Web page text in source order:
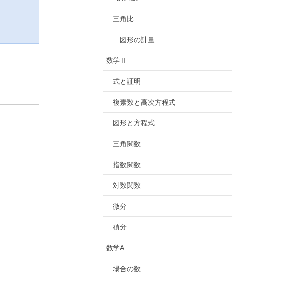
三角比
図形の計量
数学Ⅱ
式と証明
複素数と高次方程式
図形と方程式
三角関数
指数関数
対数関数
微分
積分
数学A
場合の数